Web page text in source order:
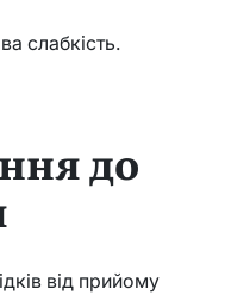
слабкість.
до
від прийому